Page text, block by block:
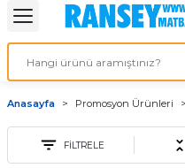
Geri Dön
Geri Dön
Geri Dön
Geri Dön
Ürünleri
Geri Dön
Geri Dön
Geri Dön
Anasayfa Promosyon Ürünleri
FİLTRELE